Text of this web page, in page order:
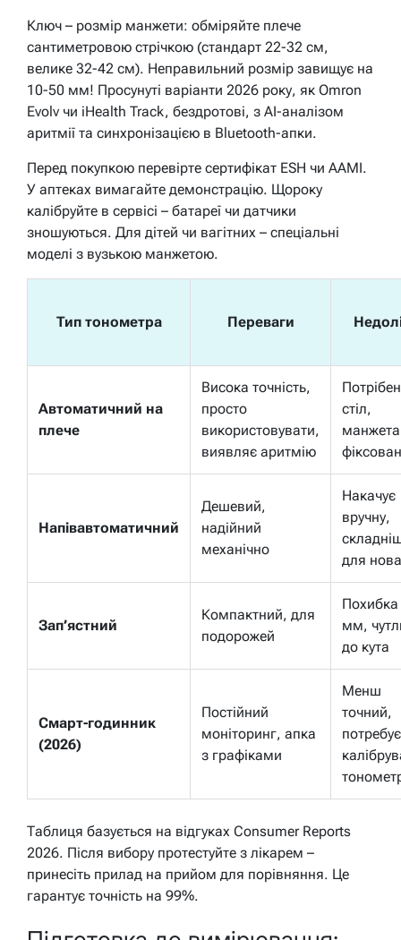
Ключ – розмір манжети: обміряйте плече
сантиметровою стрічкою (стандарт 22-32 см,
велике 32-42 см). Неправильний розмір завищує на
10-50 мм! Просунуті варіанти 2026 року, як Omron
Evolv чи iHealth Track, бездротові, з AI-аналізом
аритмії та синхронізацією в Bluetooth-апки.
Перед покупкою перевірте сертифікат ESH чи AAMI.
У аптеках вимагайте демонстрацію. Щороку
калібруйте в сервісі – батареї чи датчики
зношуються. Для дітей чи вагітних – спеціальні
моделі з вузькою манжетою.
Тип тонометра Переваги
Автоматичний на
плече
Висока точність,
просто
використовувати,
виявляє аритмію
Потрібен
стіл,
манжета
Напівавтоматичний
Дешевий,
надійний
механічно
Накачує
вручну,
для
Зап’ястний
Компактний, для
подорожей
мм,
до кута
Смарт-годинник
(2026)
Постійний
моніторинг, апка
з графіками
Менш
точний,
потребує
Таблиця базується на відгуках Consumer Reports
2026. Після вибору протестуйте з лікарем –
принесіть прилад на прийом для порівняння. Це
гарантує точність на 99%.